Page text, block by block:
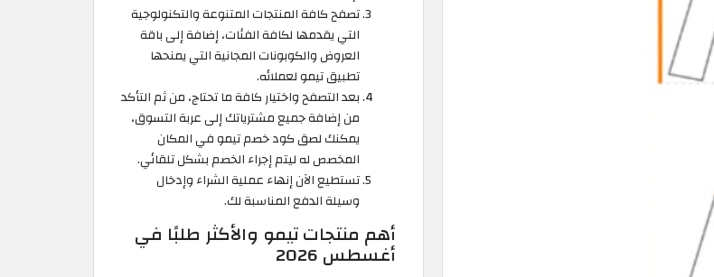
تصفح كافة المنتجات المتنوعة والتكنولوجية
التي يقدمها لكافة الفئات، إضافة إلى باقة
العروض والكوبونات المجانية التي يمنحها
تطبيق تيمو لعملائه.
بعد التصفح واختيار كافة ما تحتاج، من ثم التأكد
من إضافة جميع مشترياتك إلى عربة التسوق،
يمكنك لصق كود خصم تيمو في المكان
المخصص له ليتم إجراء الخصم بشكل تلقائي.
تستطيع الآن إنهاء عملية الشراء وإدخال
وسيلة الدفع المناسبة لك.
أهم منتجات تيمو والأكثر طلبًا في
أغسطس 2026